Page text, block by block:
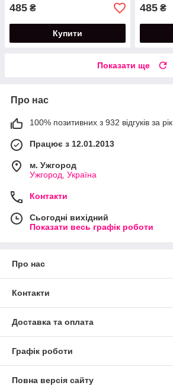
485 ₴
Купити
485 ₴
Показати ще
Про нас
100% позитивних з 932 відгуків за рік
Працює з 12.01.2013
м. Ужгород
Ужгород, Україна
Контакти
Сьогодні вихідний
Показати весь графік роботи
Про нас
Контакти
Доставка та оплата
Графік роботи
Повна версія сайту